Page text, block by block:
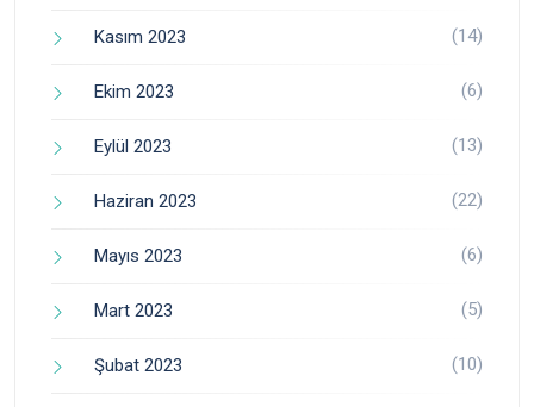
Kasım 2023 (14)
Ekim 2023 (6)
Eylül 2023 (13)
Haziran 2023 (22)
Mayıs 2023 (6)
Mart 2023 (5)
Şubat 2023 (10)